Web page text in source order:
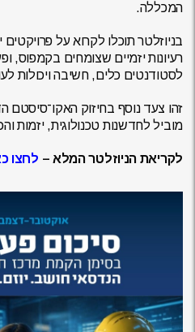
המכללה.
בניוזלטר תוכלו לקרוא על פרויקטים
רעיונות יזמיים שצומחים בקמפוס,
לסטודנטים כלים, חשיבה ויכולות
זהו צעד נוסף בחיזוק האקו־סיסטם
מוביל לחדשנות טכנולוגית, יזמות
לקריאת הניוזלטר המלא – לחצו